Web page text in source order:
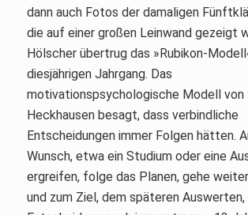
dann auch Fotos der damaligen
die auf einer großen Leinwand gezeigt
Hölscher übertrug das »Rubikon-
diesjährigen Jahrgang. Das
motivationspsychologische Modell von
Heckhausen besagt, dass verbindliche
Entscheidungen immer Folgen hätten.
Wunsch, etwa ein Studium oder eine
ergreifen, folge das Planen, gehe
und zum Ziel, dem späteren